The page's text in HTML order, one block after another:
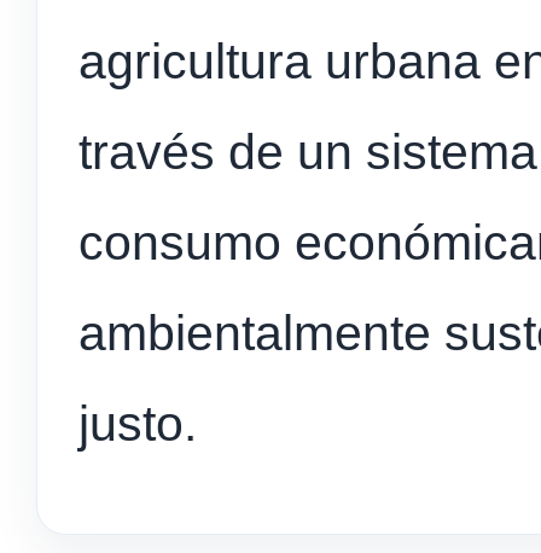
agricultura urbana
través de un
consumo
ambientalmente
justo.